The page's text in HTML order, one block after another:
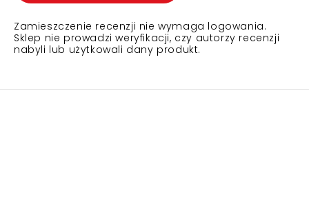
Zamieszczenie recenzji nie wymaga logowania.
Sklep nie prowadzi weryfikacji, czy autorzy recenzji
nabyli lub użytkowali dany produkt.